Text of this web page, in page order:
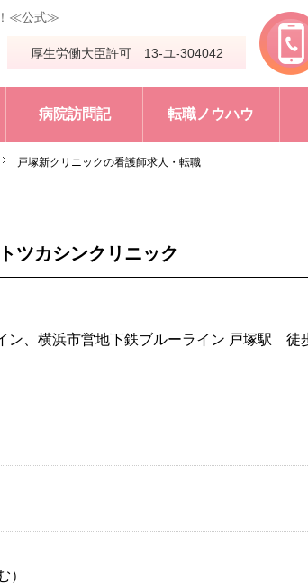
！≪公式≫
厚生労働大臣許可 13-ユ-304042
病院訪問記 転職ノウハウ
戸塚新クリニックの看護師求人・転職
ツカシンクリニック
ン、横浜市営地下鉄ブルーライン 戸塚駅 徒
）